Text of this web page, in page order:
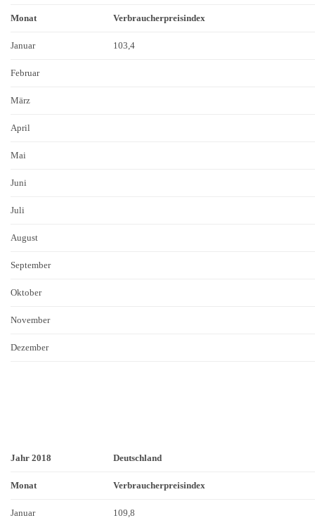
Monat Verbraucherpreisindex
Januar 103,4
Februar
März
April
Mai
Juni
Juli
August
September
Oktober
November
Dezember
Jahr 2018 Deutschland
Monat Verbraucherpreisindex
Januar 109,8